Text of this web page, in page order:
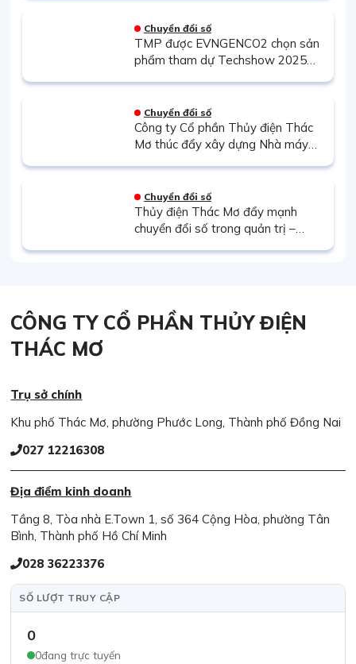
Chuyển đổi số
TMP được EVNGENCO2 chọn sản
phẩm tham dự Techshow 2025
điệnChuyển đổi số
Công ty Cổ phần Thủy điện Thác
Mơ thúc đẩy xây dựng Nhà máy
Chuyển đổi số
Thủy điện Thác Mơ đẩy mạnh
chuyển đổi số trong quản trị –
SỐ LƯỢT TRUY CẬP
0
0đang trực tuyến
CÔNG TY CỔ PHẦN THỦY ĐIỆN
THÁC MƠ
Trụ sở chính
Khu phố Thác Mơ, phường Phước Long, Thành phố Đồng Nai
027 12216308
Địa điểm kinh doanh
Tầng 8, Tòa nhà E.Town 1, số 364 Cộng Hòa, phường Tân
Bình, Thành phố Hồ Chí Minh
028 36223376